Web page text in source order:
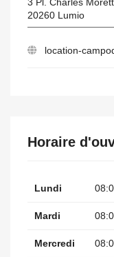
20260 Lumio
location-
Horaire
Lundi
Mardi
Mercredi